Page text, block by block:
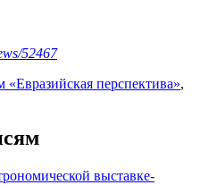
52467
перспектива»,
выставке-